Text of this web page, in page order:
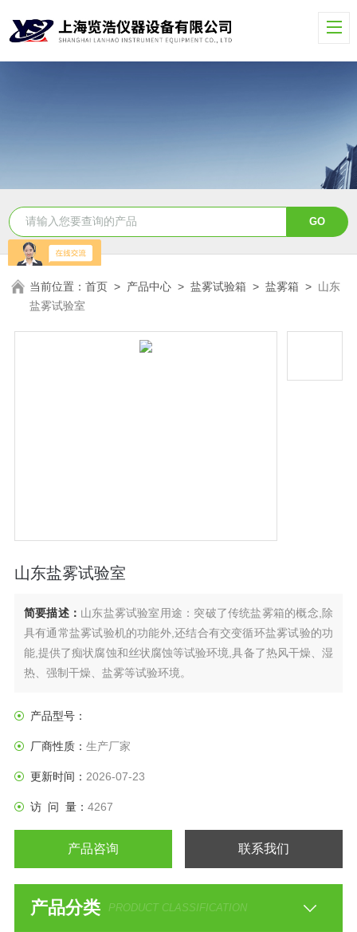
当前位置：首页 > 产品中心 >盐雾试验箱 >盐雾箱 > 山东
盐雾试验室
山东盐雾试验室
简要描述： 山东盐雾试验室用途：突破了传统盐雾箱的概念,除
具有通常盐雾试验机的功能外,还结合有交变循环盐雾试验的功
能,提供了痴状腐蚀和丝状腐蚀等试验环境,具备了热风干燥、湿
热、强制干燥、盐雾等试验环境。
产品型号：
厂商性质： 生产厂家
更新时间： 2026-07-23
访 问 量： 4267
产品咨询 联系我们
产品分类 PRODUCT CLASSIFICATION